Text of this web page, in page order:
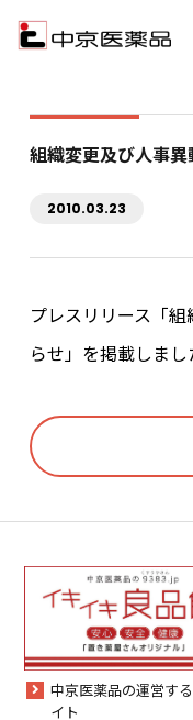
組織変更及び人事
2010.03.23
プレスリリース「
らせ」を掲載しまし
中京医薬品の運営す
イト